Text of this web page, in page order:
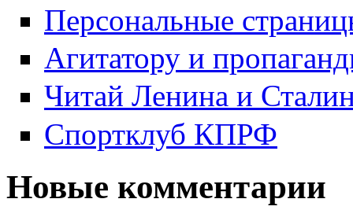
Персональные
Агитатору и
Читай Ленина и
Спортклуб КПРФ
Новые комментарии